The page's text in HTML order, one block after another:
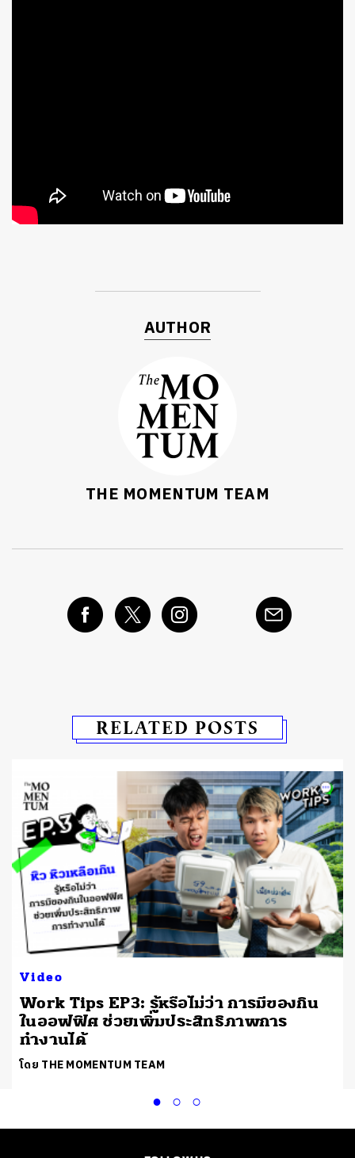
AUTHOR
THE MOMENTUM TEAM
RELATED POSTS
Video
Work Tips EP3: รู้หรือไม่ว่า การมีของกิน
ในออฟฟิศ ช่วยเพิ่มประสิทธิภาพการ
ทำงานได้
โดย THE MOMENTUM TEAM
TWEET LINE